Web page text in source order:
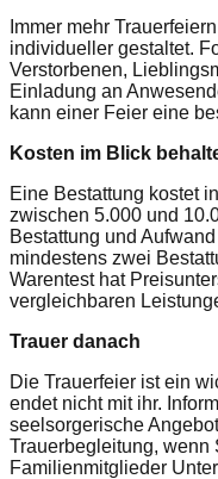
Immer mehr
individueller gestaltet.
Verstorbenen,
Einladung an
kann einer Feier eine
Kosten im Blick
Eine Bestattung kostet
zwischen 5.000 und
Bestattung und
mindestens zwei
Warentest hat
vergleichbaren
Trauer danach
Die Trauerfeier ist ein
endet nicht mit ihr.
seelsorgerische
Trauerbegleitung, wenn
Familienmitglieder